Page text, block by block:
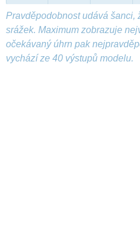
Pravděpodobnost udává šanci,
srážek. Maximum zobrazuje
očekávaný úhrn pak
vychází ze 40 výstupů modelu.